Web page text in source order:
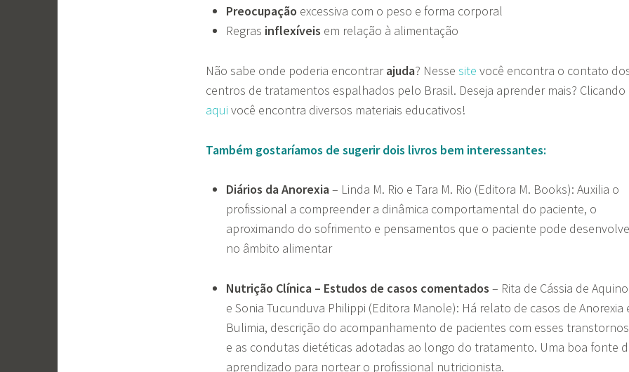
Preocupação excessiva com o peso e forma corporal
Regras inflexíveis em relação à alimentação
Não sabe onde poderia encontrarajuda? Nesse site você encontra o contato
centros de tratamentos espalhados pelo Brasil. Deseja aprender mais? Clicando
aqui você encontra diversos materiais educativos!
Também gostaríamos de sugerir dois livros bem interessantes:
Diários da Anorexia– Linda M. Rio e Tara M. Rio (Editora M. Books): Auxilia o
profissional a compreender a dinâmica comportamental do paciente, o
aproximando do sofrimento e pensamentos que o paciente pode
no âmbito alimentar
Nutrição Clínica – Estudos de casos comentados – Rita de Cássia de Aquino
e Sonia Tucunduva Philippi (Editora Manole): Há relato de casos de Anorexia
Bulimia, descrição do acompanhamento de pacientes com esses transtornos
e as condutas dietéticas adotadas ao longo do tratamento. Uma boa fonte
aprendizado para nortear o profissional nutricionista.